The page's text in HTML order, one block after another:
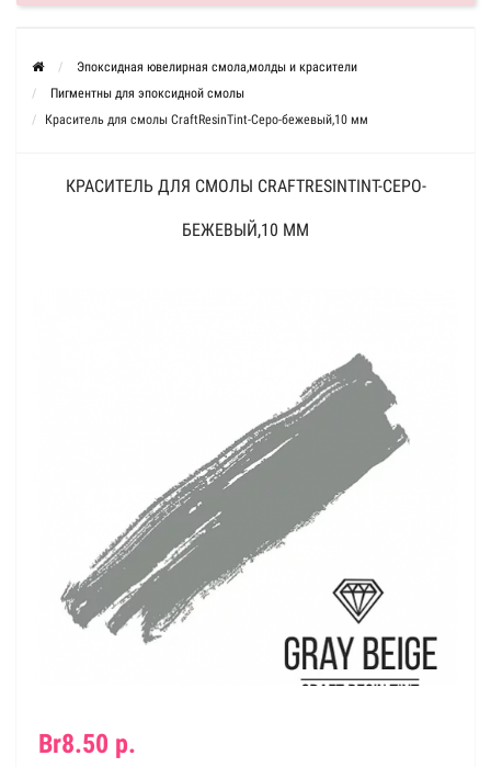
Эпоксидная ювелирная смола,молды и красители
Пигментны для эпоксидной смолы
Краситель для смолы CraftResinTint-Серо-бежевый,10 мм
КРАСИТЕЛЬ ДЛЯ СМОЛЫ CRAFTRESINTINT-СЕРО-
БЕЖЕВЫЙ,10 ММ
Br8.50 р.